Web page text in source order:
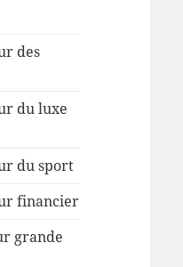
des
du luxe
du sport
financier
grande